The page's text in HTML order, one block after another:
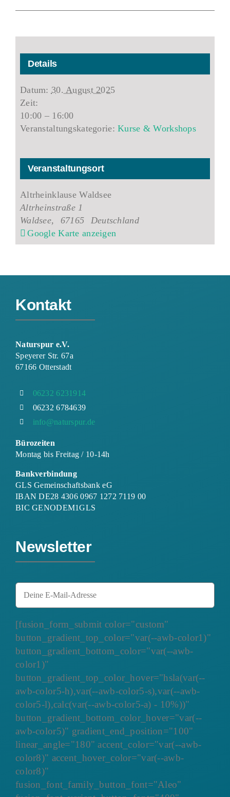
Details
Datum: 30. August 2025
Zeit:
10:00 – 16:00
Veranstaltungskategorie: Kurse & Workshops
Veranstaltungsort
Altrheinklause Waldsee
Altrheinstraße 1
Waldsee, 67165
Deutschland
Google Karte anzeigen
Kontakt
Naturspur e.V.
Speyerer Str. 67a
67166 Otterstadt
06232 6231914
06232 6784639
info@naturspur.de
Bürozeiten
Montag bis Freitag / 10-14h
Bankverbindung
GLS Gemeinschaftsbank eG
IBAN DE28 4306 0967 1272 7119 00
BIC GENODEM1GLS
Newsletter
[fusion_form_submit color="custom"
button_gradient_top_color="var(--awb-color1)"
button_gradient_bottom_color="var(--awb-
color1)"
button_gradient_top_color_hover="hsla(var(--
awb-color5-h),var(--awb-color5-s),var(--awb-
color5-l),calc(var(--awb-color5-a) - 10%))"
button_gradient_bottom_color_hover="var(--
awb-color5)" gradient_end_position="100"
linear_angle="180" accent_color="var(--awb-
color8)" accent_hover_color="var(--awb-
color8)"
fusion_font_family_button_font="Aleo"